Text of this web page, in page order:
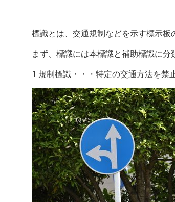
標識とは、交通規制などを示す標示板
まず、標識には本標識と補助標識に
1 規制標識・・・特定の交通方法を禁